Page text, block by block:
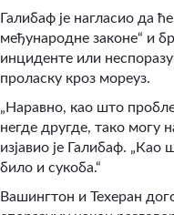
Галибаф је нагласио да
међународне законе“ и
инциденте или
проласку кроз мореуз.
„Наравно, као што
негде другде, тако могу
изјавио је Галибаф. „Као
било и сукоба.“
Вашингтон и Техеран